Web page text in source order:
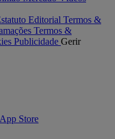
Editorial Termos &
Termos &
Publicidade Gerir
App Store